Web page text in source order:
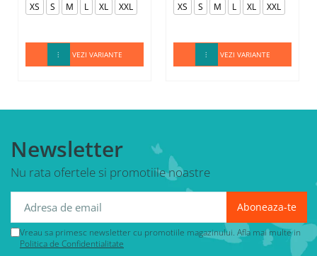
XS S M L XL XXL
VEZI VARIANTE
XS S M L XL XXL
VEZI VARIANTE
Newsletter
Nu rata ofertele si promotiile noastre
Vreau sa primesc newsletter cu promotiile magazinului. Afla mai multe in
Politica de Confidentialitate